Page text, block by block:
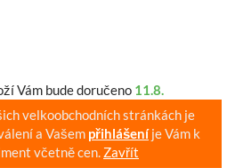
Vám bude doručeno 11.8.
velkoobchodních stránkách je
a Vašem přihlášeníje Vám k
včetně cen. Zavřít